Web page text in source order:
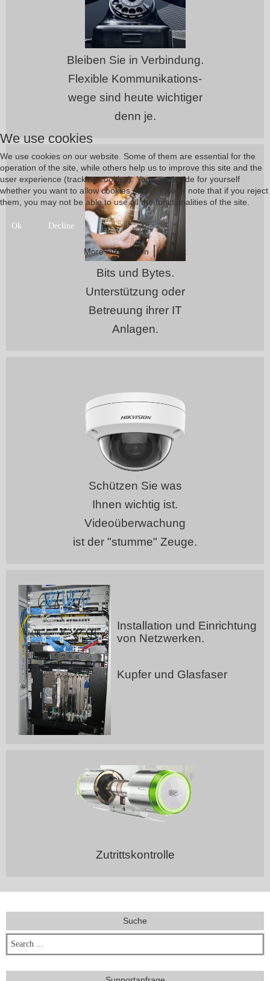
Bleiben Sie in Verbindung.
Flexible Kommunikations-
wege sind heute wichtiger
denn je.
Bits und Bytes.
Unterstützung oder
Betreuung ihrer IT
Anlagen.
Schützen Sie was
Ihnen wichtig ist.
Videoüberwachung
ist der "stumme" Zeuge.
Installation und Einrichtung
von Netzwerken.
Kupfer und Glasfaser
Zutrittskontrolle
Suche
We use cookies
We use cookies on our website. Some of them are essential for the
operation of the site, while others help us to improve this site and the
user experience (tracking cookies). You can decide for yourself
whether you want to allow cookies or not. Please note that if you reject
them, you may not be able to use all the functionalities of the site.
Ok Decline
More information|Imprint